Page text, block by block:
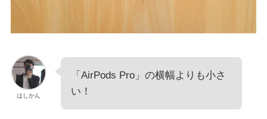
はしかん
「AirPods Pro」の横幅よりも小さ
い！